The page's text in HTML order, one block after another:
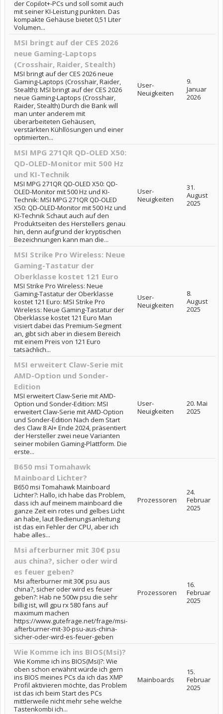
der Copilot+-PCs und soll somit auch
mit seiner KI-Leistung punkten. Das
kompakte Gehäuse bietet 0,51 Liter
Volumen...
MSI bringt auf der CES 2026
neue Gaming-Laptops
(Crosshair, Raider, Stealth)
MSI bringt auf der CES 2026 neue
Gaming-Laptops (Crosshair, Raider,
Stealth): MSI bringt auf der CES 2026
neue Gaming-Laptops (Crosshair,
Raider, Stealth) Durch die Bank will
man unter anderem mit
überarbeiteten Gehäusen,
verstärkten Kühllösungen und einer
optimierten...
User-
Neuigkeiten
9.
Januar
2026
MSI MPG 271QR QD-OLED X50:
QD-OLED-Monitor mit 500 Hz
und KI-Technik
MSI MPG 271QR QD-OLED X50: QD-
OLED-Monitor mit 500 Hz und KI-
Technik: MSI MPG 271QR QD-OLED
X50: QD-OLED-Monitor mit 500 Hz und
KI-Technik Schaut auch auf den
Produktseiten des Herstellers genau
hin, denn aufgrund der kryptischen
Bezeichnungen kann man die...
User-
Neuigkeiten
31.
August
2025
MSI Strike Pro Wireless: Neue
Gaming-Tastatur der
Oberklasse kostet 121 Euro
MSI Strike Pro Wireless: Neue
Gaming-Tastatur der Oberklasse
kostet 121 Euro: MSI Strike Pro
Wireless: Neue Gaming-Tastatur der
Oberklasse kostet 121 Euro Man
visiert dabei das Premium-Segment
an, gibt sich aber in diesem Bereich
mit einem Preis von 121 Euro
tatsächlich...
User-
Neuigkeiten
8.
August
2025
MSI erweitert Claw-Serie mit
AMD-Option und Sonder-
Edition
MSI erweitert Claw-Serie mit AMD-
Option und Sonder-Edition: MSI
erweitert Claw-Serie mit AMD-Option
und Sonder-Edition Nach dem Start
des Claw 8 AI+ Ende 2024, präsentiert
der Hersteller zwei neue Varianten
seiner mobilen Gaming-Plattform. Die
erste...
User-
Neuigkeiten
20. Mai
2025
B650 msi Tomahawk
Mainboard Lichter?
B650 msi Tomahawk Mainboard
Lichter?: Hallo, ich habe das Problem,
dass ich auf meinem mainboard die
ganze Zeit ein rotes und gelbes Licht
an habe, laut Bedienungsanleitung
ist das ein Fehler der CPU, aber ich
habe alles...
Prozessoren
24.
Februar
2025
Msi afterburner mit 30€ psu
aus china?, sicher oder wird
es feuer geben?
Msi afterburner mit 30€ psu aus
china?, sicher oder wird es feuer
geben?: Hab ne 500w psu die sehr
billig ist, will gpu rx 580 fans auf
maximum machen
https://www.gutefrage.net/frage/msi-
afterburner-mit-30-psu-aus-china-
sicher-oder-wird-es-feuer-geben
Prozessoren
16.
Februar
2025
Wie Komme ich ins BIOS(Msi)?
Wie Komme ich ins BIOS(Msi)?: Wie
oben schon erwähnt würde ich gern
ins BIOS meines PCs da ich das XMP
Profil aktivieren möchte, das Problem
ist das ich beim Start des PCs
mittlerweile nicht mehr sehe welche
Tastenkombi ich...
Mainboards
15.
Februar
2025